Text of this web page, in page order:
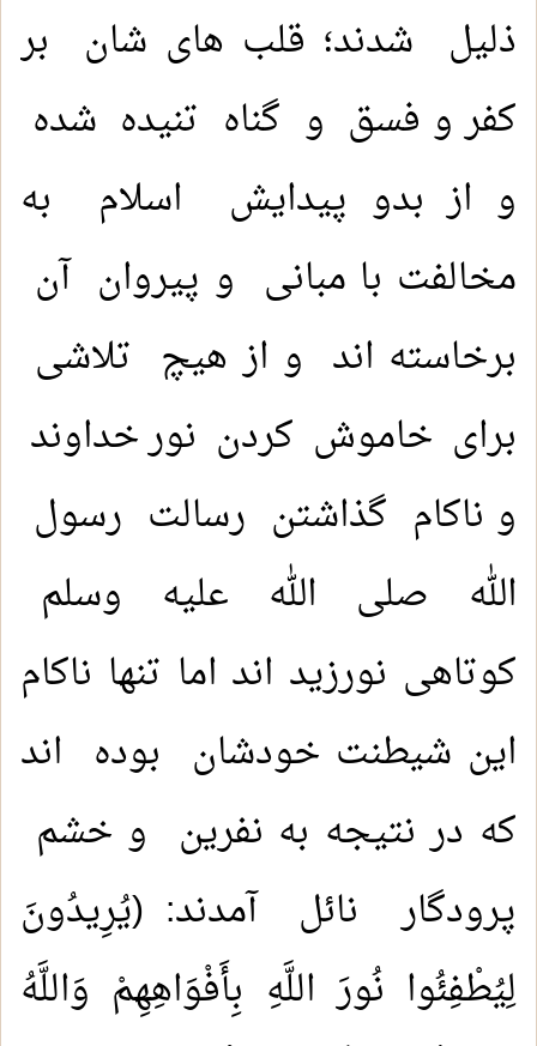
ذلیل شدند؛ قلب های شان بر
کفر و فسق و گناه تنیده شده
و از بدو پیدایش اسلام به
مخالفت با مبانی و پیروان آن
برخاسته اند و از هیچ تلاشی
برای خاموش کردن نور خداوند
و ناکام گذاشتن رسالت رسول
الله صلی الله عليه وسلم
کوتاهی نورزید اند اما تنها ناکام
این شیطنت خودشان بوده اند
که در نتیجه به نفرین و خشم
پرودگار نائل آمدند: (يُرِيدُونَ
لِيُطْفِئُوا نُورَ اللَّهِ بِأَفْوَاهِهِمْ وَاللَّهُ